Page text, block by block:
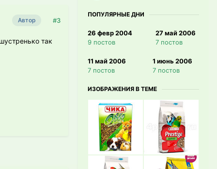
Автор #3
так
ПОПУЛЯРНЫЕ ДНИ
26 февр 2004
9 постов
27 май 2006
7 постов
11 май 2006
7 постов
1 июнь 2006
7 постов
ИЗОБРАЖЕНИЯ В ТЕМЕ